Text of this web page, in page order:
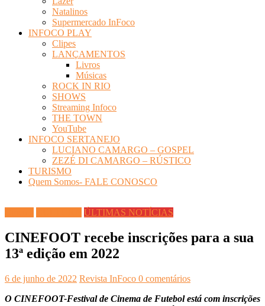
Natalinos
Supermercado InFoco
INFOCO PLAY
Clipes
LANÇAMENTOS
Livros
Músicas
ROCK IN RIO
SHOWS
Streaming Infoco
THE TOWN
YouTube
INFOCO SERTANEJO
LUCIANO CAMARGO – GOSPEL
ZEZÉ DI CAMARGO – RÚSTICO
TURISMO
Quem Somos- FALE CONOSCO
ÚLTIMAS NOTÍCIAS
CINEFOOT recebe inscrições para a sua
13ª edição em 2022
6 de junho de 2022 Revista InFoco 0 comentários
O CINEFOOT-Festival de Cinema de Futebol está com inscrições